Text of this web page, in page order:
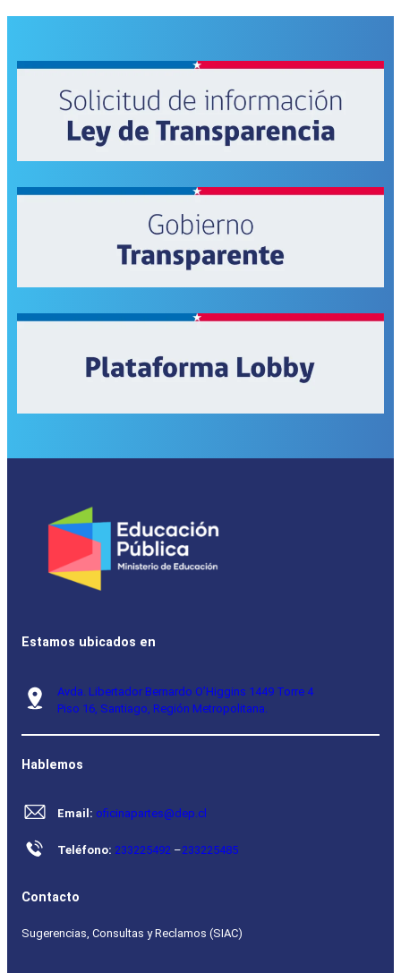
Estamos ubicados en
Avda. Libertador Bernardo O’Higgins 1449 Torre 4
Piso 16, Santiago, Región Metropolitana.
Hablemos
Email: oficinapartes@dep.cl
Teléfono: 233225492 –233225485
Contacto
Sugerencias, Consultas y Reclamos (SIAC)